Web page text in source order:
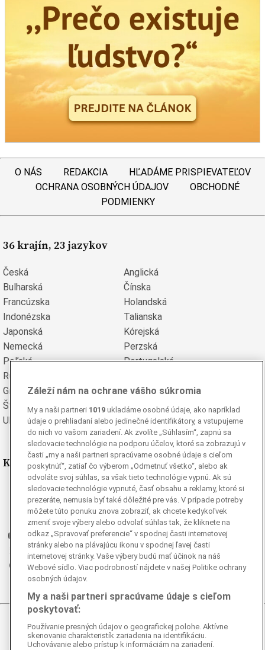
O NÁS REDAKCIA
HĽADÁME PRISPIEVATEĽOV
OCHRANA OSOBNÝCH ÚDAJOV
OBCHODNÉ
PODMIENKY
36 krajín, 23 jazykov
Česká
Anglická
Bulharská
Čínska
Francúzska
Holandská
Indonézska
Talianska
Japonská
Kórejská
Nemecká
Perzská
Poľská
Portugalská
Rumunská
Grécka
Španielska
Švédska
Turecká
Ukrajinská
Vietnamská
Kde nás nájdete
Facebook
Instagram
Ganjing
Youtube
Twitter
Telegram
RSS
© 2026 Epoch Times Slovensko
Záleží nám na ochrane vášho súkromia
My a naši partneri 1019 ukladáme osobné údaje, ako napríklad
údaje o prehliadaní alebo jedinečné identifikátory, a vstupujeme
do nich vo vašom zariadení. Ak zvolíte „Súhlasím“, zapnú sa
sledovacie technológie na podporu účelov, ktoré sa zobrazujú v
časti „my a naši partneri spracúvame osobné údaje s cieľom
poskytnúť“, zatiaľ čo výberom „Odmetnuť všetko“, alebo ak
odvoláte svoj súhlas, sa však tieto technológie vypnú. Ak sú
sledovacie technológie vypnuté, časť obsahu a reklamy, ktoré si
prezeráte, nemusia byť také dôležité pre vás. V prípade potreby
môžete túto ponuku znova zobraziť, ak chcete kedykoľvek
zmeniť svoje výbery alebo odvolať súhlas tak, že kliknete na
odkaz „Spravovať preferencie“ v spodnej časti internetovej
stránky alebo na plávajúcu ikonu v spodnej ľavej časti
internetovej stránky. Vaše výbery budú mať účinok na náš
Webové sídlo. Viac podrobností nájdete v našej Politike ochrany
osobných údajov.
My a naši partneri spracúvame údaje s cieľom
poskytovať:
Používanie presných údajov o geografickej polohe. Aktívne
skenovanie charakteristík zariadenia na identifikáciu.
Uchovávanie alebo prístup k informáciám na zariadení.